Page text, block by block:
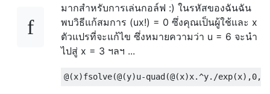
มากสำหรับการเล่นกอล์ฟ :) ในรหัสของฉันฉัน
พบวิธีแก้สมการ (ux!) = 0 ซึ่งคุณเป็นผู้ใช้และ x
ตัวแปรที่จะแก้ไข ซึ่งหมายความว่า u = 6 จะนำ
ไปสู่ ​​x = 3 ฯลฯ ...